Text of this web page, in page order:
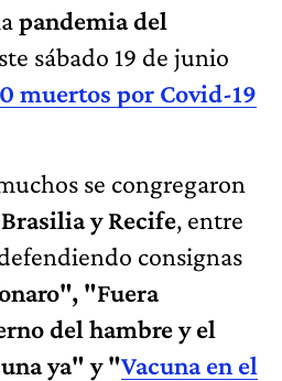
pandemia del
sábado 19 de junio
muertos por Covid-19
se congregaron
y Recife, entre
consignas
"Fuera
del hambre y el
ya" y "Vacuna en el